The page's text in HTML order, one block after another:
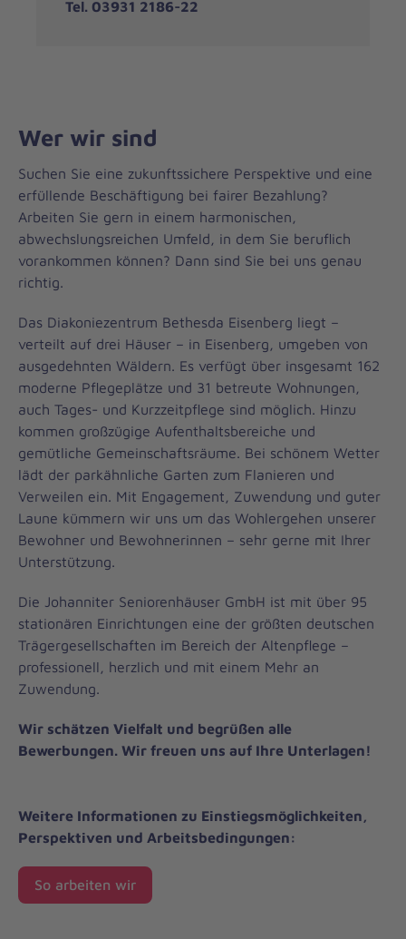
Tel. 03931 2186-22
Wer wir sind
Suchen Sie eine zukunftssichere Perspektive und eine
erfüllende Beschäftigung bei fairer Bezahlung?
Arbeiten Sie gern in einem harmonischen,
abwechslungsreichen Umfeld, in dem Sie beruflich
vorankommen können? Dann sind Sie bei uns genau
richtig.
Das Diakoniezentrum Bethesda Eisenberg liegt –
verteilt auf drei Häuser – in Eisenberg, umgeben von
ausgedehnten Wäldern. Es verfügt über insgesamt 162
moderne Pflegeplätze und 31 betreute Wohnungen,
auch Tages- und Kurzzeitpflege sind möglich. Hinzu
kommen großzügige Aufenthaltsbereiche und
gemütliche Gemeinschaftsräume. Bei schönem Wetter
lädt der parkähnliche Garten zum Flanieren und
Verweilen ein. Mit Engagement, Zuwendung und guter
Laune kümmern wir uns um das Wohlergehen unserer
Bewohner und Bewohnerinnen – sehr gerne mit Ihrer
Unterstützung.
Die Johanniter Seniorenhäuser GmbH ist mit über 95
stationären Einrichtungen eine der größten deutschen
Trägergesellschaften im Bereich der Altenpflege –
professionell, herzlich und mit einem Mehr an
Zuwendung.
Wir schätzen Vielfalt und begrüßen alle
Bewerbungen. Wir freuen uns auf Ihre Unterlagen!
Weitere Informationen zu Einstiegsmöglichkeiten,
Perspektiven und Arbeitsbedingungen:
So arbeiten wir